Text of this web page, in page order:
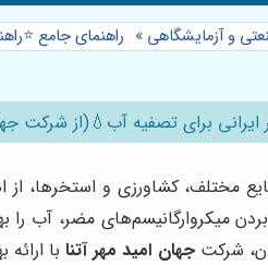
و آزمایشگاهی » راهنمای جامع
ایرانی برای تصفیه آب💧(از شرکت
مختلف، کشاورزی و استخرها،
بردن میکروارگانیسم‌های مضر، آب
شرکتجهان امید مهر آتنابا